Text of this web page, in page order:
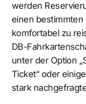
werden
einen bestimmten
komfortabel zu
DB-
unter der Option
Ticket“ oder
stark